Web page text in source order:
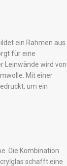
ein Rahmen aus
für eine
Leinwände wird von
Mit einer
um ein
Die Kombination
schafft eine